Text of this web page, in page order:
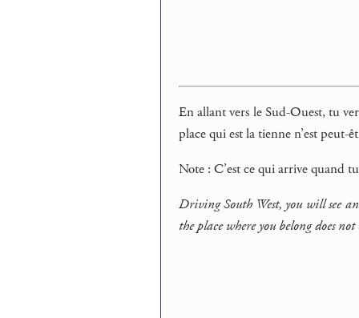
En allant vers le Sud-Ouest, tu
place qui est la tienne n’est peut-
Note : C’est ce qui arrive quand
Driving South West, you will see
the place where you belong does